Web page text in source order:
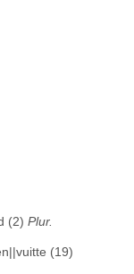
(2) Plur.
(19)